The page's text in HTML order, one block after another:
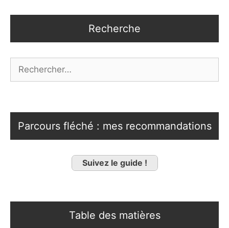
Recherche
Parcours fléché : mes recommandations
Suivez le guide !
Table des matières